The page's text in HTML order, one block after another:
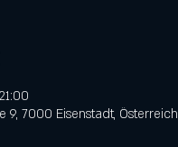
9, 7000 Eisenstadt, Österreich